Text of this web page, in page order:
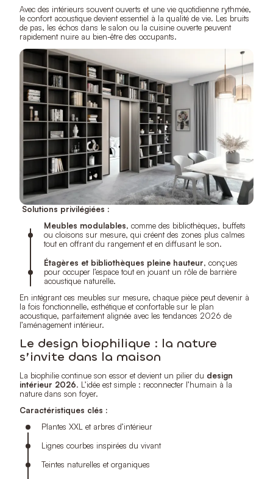
Avec des intérieurs souvent ouverts et une vie quotidienne rythmée,
le confort acoustique devient essentiel à la qualité de vie. Les bruits
de pas, les échos dans le salon ou la cuisine ouverte peuvent
rapidement nuire au bien-être des occupants.
Solutions privilégiées :
Meubles modulables, comme des bibliothèques, buffets
ou cloisons sur mesure, qui créent des zones plus calmes
tout en offrant du rangement et en diffusant le son.
Étagères et bibliothèques pleine hauteur, conçues
pour occuper l’espace tout en jouant un rôle de barrière
acoustique naturelle.
En intégrant ces meubles sur mesure, chaque pièce peut devenir à
la fois fonctionnelle, esthétique et confortable sur le plan
acoustique, parfaitement alignée avec les tendances 2026 de
l’aménagement intérieur.
Le design biophilique : la nature
s’invite dans la maison
La biophilie continue son essor et devient un pilier du design
intérieur 2026. L’idée est simple : reconnecter l’humain à la
nature dans son foyer.
Caractéristiques clés :
Plantes XXL et arbres d’intérieur
Lignes courbes inspirées du vivant
Teintes naturelles et organiques